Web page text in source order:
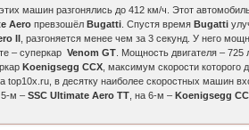
машин разгонялись до 412 км/ч. Этот
Aero превзошёлBugatti . Спустя времяBugatti
II , разгоняется менее чем за 3 секунд. У него
– суперкарVenom GT . Мощность двигателя –
Koenigsegg CCX , максимум скорости которого
top10x.ru, в десятку наиболее скоростных машин
5-м –SSC Ultimate Aero TT , на 6-м –Koenigsegg